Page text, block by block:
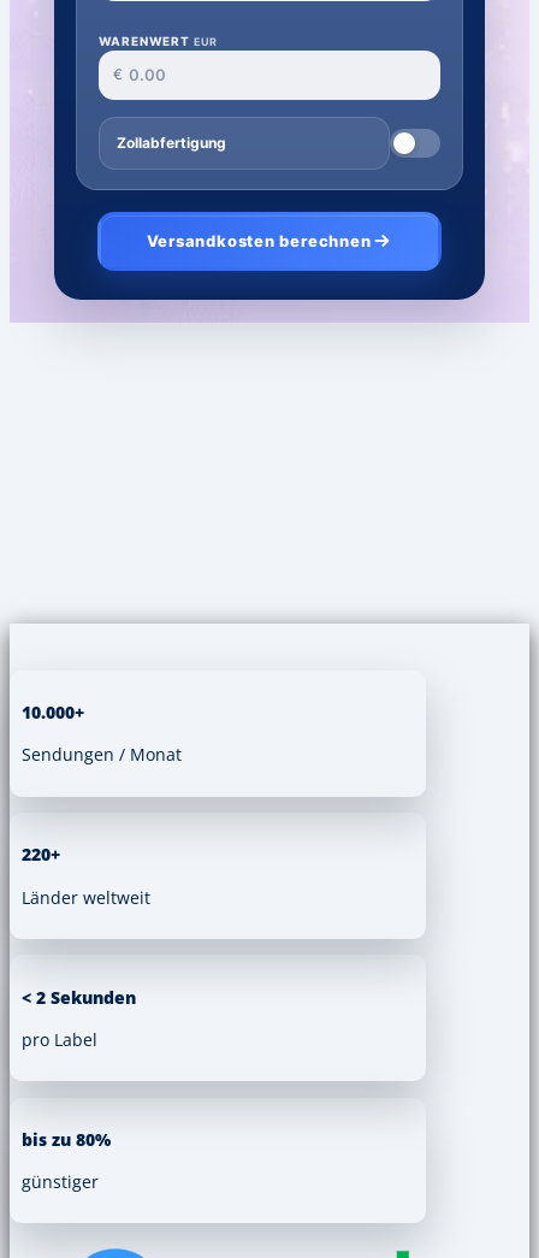
WARENWERT EUR
€
Zollabfertigung
Versandkosten berechnen
10.000+
Sendungen / Monat
220+
Länder weltweit
< 2 Sekunden
pro Label
bis zu 80%
günstiger